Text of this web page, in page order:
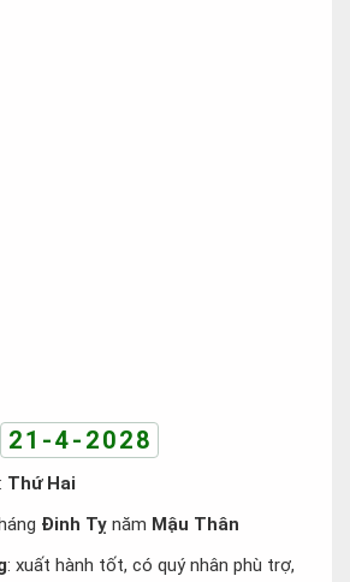
21-4-2028
Thứ Hai
Đinh Tỵ năm Mậu Thân
: xuất hành tốt, có quý nhân phù trợ,